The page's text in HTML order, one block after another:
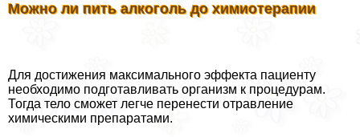
Можно ли пить алкоголь до химиотерапии
Для достижения максимального эффекта пациенту
необходимо подготавливать организм к процедypaм.
Тогда тело сможет легче перенести отравление
химическими препаратами.